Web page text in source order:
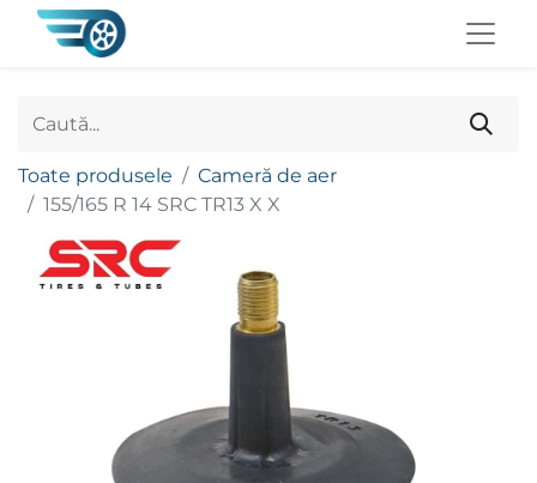
Toate produsele
Cameră de aer
155/165 R 14 SRC TR13 X X